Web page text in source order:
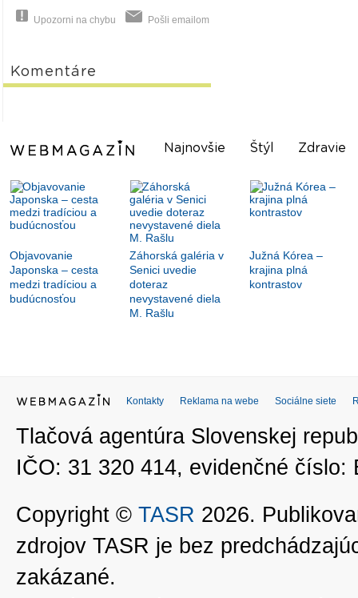
Upozorni na chybu Pošli emailom
Komentáre
Najnovšie Štýl Zdravie
Objavovanie
Japonska – cesta
medzi tradíciou a
budúcnosťou
Záhorská galéria v
Senici uvedie
doteraz
nevystavené diela
M. Rašlu
Južná Kórea –
krajina plná
kontrastov
Kontakty Reklama na webe Sociálne siete
Tlačová agentúra Slovenskej
IČO: 31 320 414, evidenčné číslo:
Copyright © TASR 2026.
zdrojov TASR je bez
zakázané.